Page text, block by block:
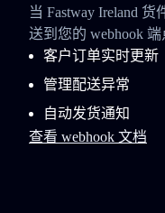
当 Fastway Ireland
送到您的 webhook 端
客户订单实时更新
管理配送异常
自动发货通知
查看 webhook 文档